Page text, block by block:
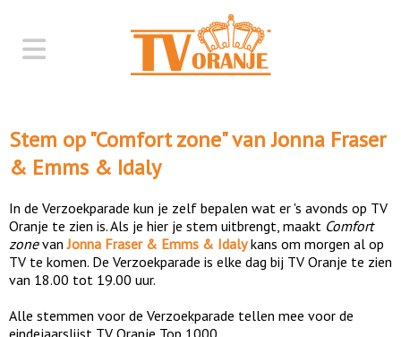
Stem op "Comfort zone" vanJonna Fraser
& Emms & Idaly
In de Verzoekparade kun je zelf bepalen wat er 's avonds op TV
Oranje te zien is. Als je hier je stem uitbrengt, maakt Comfort
zonevanJonna Fraser & Emms & Idalykans om morgen al op
TV te komen. De Verzoekparade is elke dag bij TV Oranje te zien
van 18.00 tot 19.00 uur.
Alle stemmen voor de Verzoekparade tellen mee voor de
eindejaarslijst TV Oranje Top 1000.